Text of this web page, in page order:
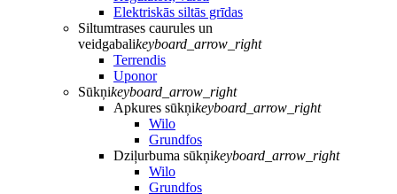
Elektriskās siltās grīdas
Siltumtrases caurules un
veidgabalikeyboard_arrow_right
Terrendis
Uponor
Sūkņikeyboard_arrow_right
Apkures sūkņikeyboard_arrow_right
Wilo
Grundfos
Dziļurbuma sūkņikeyboard_arrow_right
Wilo
Grundfos